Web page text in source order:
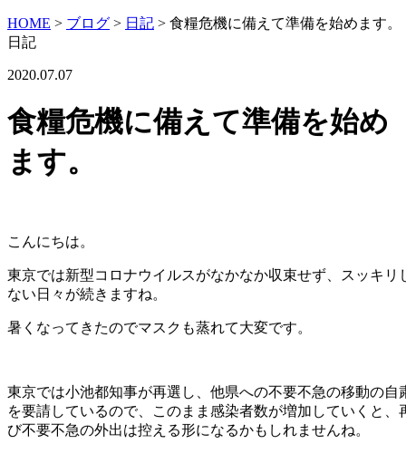
HOME > ブログ > 日記 > 食糧危機に備えて準備を始めます。
日記
2020.07.07
食糧危機に備えて準備を始め
ます。
こんにちは。
東京では新型コロナウイルスがなかなか収束せず、スッキリ
ない日々が続きますね。
暑くなってきたのでマスクも蒸れて大変です。
東京では小池都知事が再選し、他県への不要不急の移動の自
を要請しているので、このまま感染者数が増加していくと、
び不要不急の外出は控える形になるかもしれませんね。